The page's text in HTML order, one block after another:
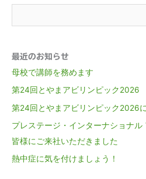
最近のお知らせ
母校で講師を務めます
第24回とやまアビリンピック2026
第24回とやまアビリンピック2026
プレステージ・インターナショナ
皆様にご来社いただきました
熱中症に気を付けましょう！